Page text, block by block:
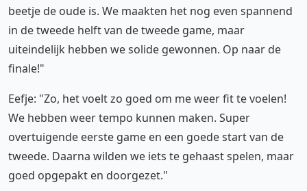
beetje de oude is. We maakten het nog even spannend
in de tweede helft van de tweede game, maar
uiteindelijk hebben we solide gewonnen. Op naar de
finale!"
Eefje: "Zo, het voelt zo goed om me weer fit te voelen!
We hebben weer tempo kunnen maken. Super
overtuigende eerste game en een goede start van de
tweede. Daarna wilden we iets te gehaast spelen, maar
goed opgepakt en doorgezet."